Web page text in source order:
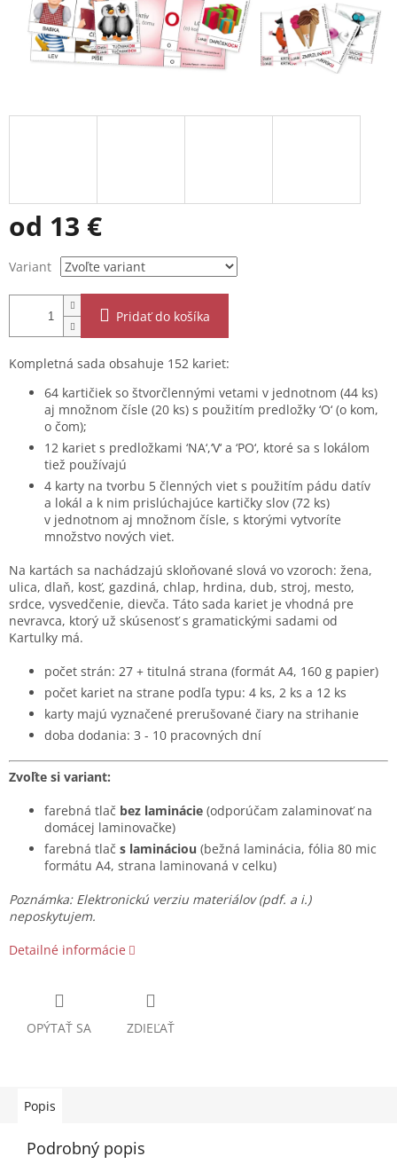
od 13 €
Jednotková
cena:
Variant
Pridať do košíka
Kompletná sada obsahuje 152 kariet:
64 kartičiek so štvorčlennými vetami v jednotnom (44 ks)
aj množnom čísle (20 ks) s použitím predložky ‘O‘ (o kom,
o čom);
12 kariet s predložkami ‘NA‘,‘V‘ a ‘PO‘, ktoré sa s lokálom
tiež používajú
4 karty na tvorbu 5 členných viet s použitím pádu datív
a lokál a k nim prislúchajúce kartičky slov (72 ks)
v jednotnom aj množnom čísle, s ktorými vytvoríte
množstvo nových viet.
Na kartách sa nachádzajú skloňované slová vo vzoroch: žena,
ulica, dlaň, kosť, gazdiná, chlap, hrdina, dub, stroj, mesto,
srdce, vysvedčenie, dievča. Táto sada kariet je vhodná pre
nevravca, ktorý už skúsenosť s gramatickými sadami od
Kartulky má.
počet strán: 27 + titulná strana (formát A4, 160 g papier)
počet kariet na strane podľa typu: 4 ks, 2 ks a 12 ks
karty majú vyznačené prerušované čiary na strihanie
doba dodania: 3 - 10 pracovných dní
Zvoľte si variant:
farebná tlač bez laminácie (odporúčam zalaminovať na
domácej laminovačke)
farebná tlač s lamináciou (bežná laminácia, fólia 80 mic
formátu A4, strana laminovaná v celku)
Poznámka: Elektronickú verziu materiálov (pdf. a i.)
neposkytujem.
Detailné informácie
OPÝTAŤ SA ZDIEĽAŤ
Popis
Podrobný popis